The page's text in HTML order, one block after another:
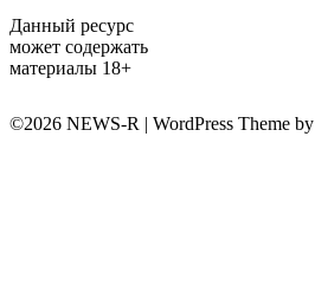
Данный ресурс
может содержать
материалы 18+
©2026 NEWS-R | WordPress Theme by